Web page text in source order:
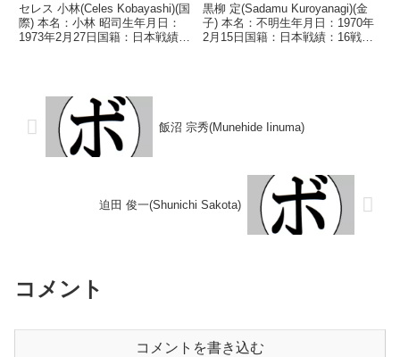
セレス 小林(Celes Kobayashi)(国
際) 本名：小林 昭司生年月日：
1973年2月27日国籍：日本戦績：
日本フライ級王座...
黒柳 定(Sadamu Kuroyanagi)(金
子) 本名：不明生年月日：1970年
2月15日国籍：日本戦績：16戦10
飯沼 宗秀(Munehide Iinuma)
迫田 俊一(Shunichi Sakota)
コメント
コメントを書き込む